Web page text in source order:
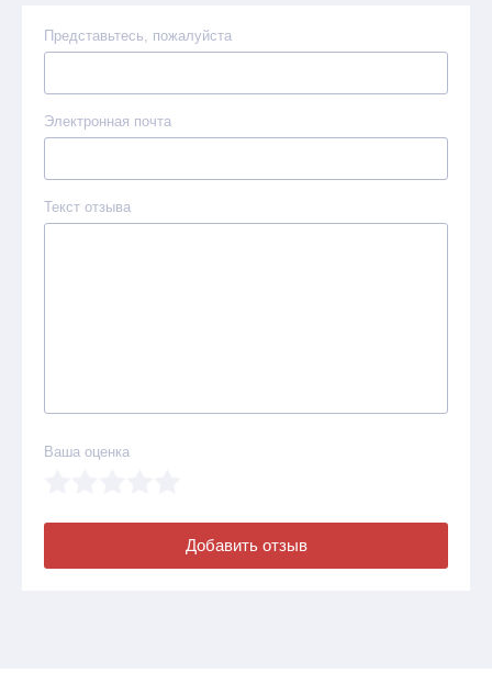
Представьтесь, пожалуйста
Электронная почта
Текст отзыва
Ваша оценка
Добавить отзыв